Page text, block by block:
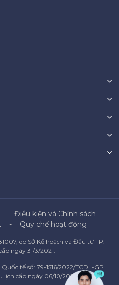
Điều kiện và Chính sách
Quy chế hoạt động
do Sở Kế hoạch và Đầu tư TP.
ngày 31/3/2021.
tế số: 79-1516/2022/TCDL-GP
lịch cấp ngày 06/10/2022.